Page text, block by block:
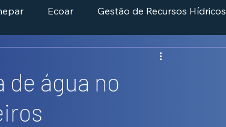
Ecoar Gestão de Recursos Hídricos
de água no